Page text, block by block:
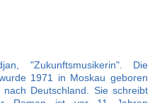
"Zukunftsmusikerin". Die
1971 in Moskau geboren
Deutschland. Sie schreibt